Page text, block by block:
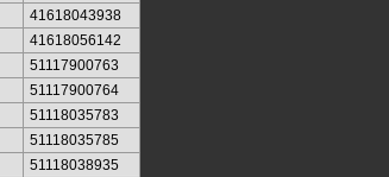
41618043938
41618056142
51117900763
51117900764
51118035783
51118035785
51118038935